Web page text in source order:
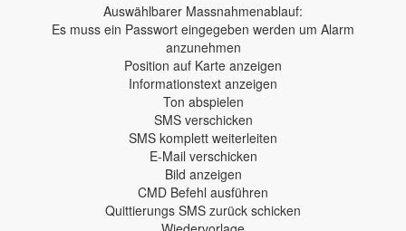
Auswählbarer Massnahmenablauf:
Es muss ein Passwort eingegeben werden um Alarm
anzunehmen
Position auf Karte anzeigen
Informationstext anzeigen
Ton abspielen
SMS verschicken
SMS komplett weiterleiten
E-Mail verschicken
Bild anzeigen
CMD Befehl ausführen
Quittierungs SMS zurück schicken